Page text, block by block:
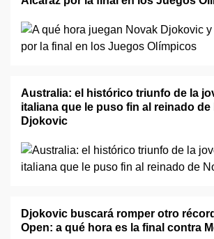
Australia: el histórico triunfo de la
italiana que le puso fin al reinado de
Djokovic
Djokovic buscará romper otro
Open: a qué hora es la final contra